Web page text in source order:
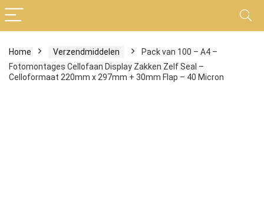
Home Verzendmiddelen
Pack van 100 – A4 –
Fotomontages Cellofaan Display Zakken Zelf Seal –
Celloformaat 220mm x 297mm + 30mm Flap – 40 Micron